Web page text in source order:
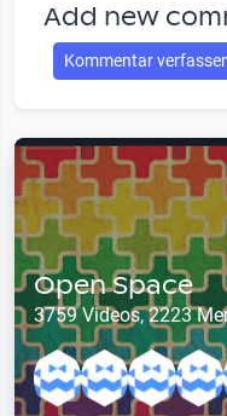
Add new
Kommentar
Open Space
3759 Videos, 2223